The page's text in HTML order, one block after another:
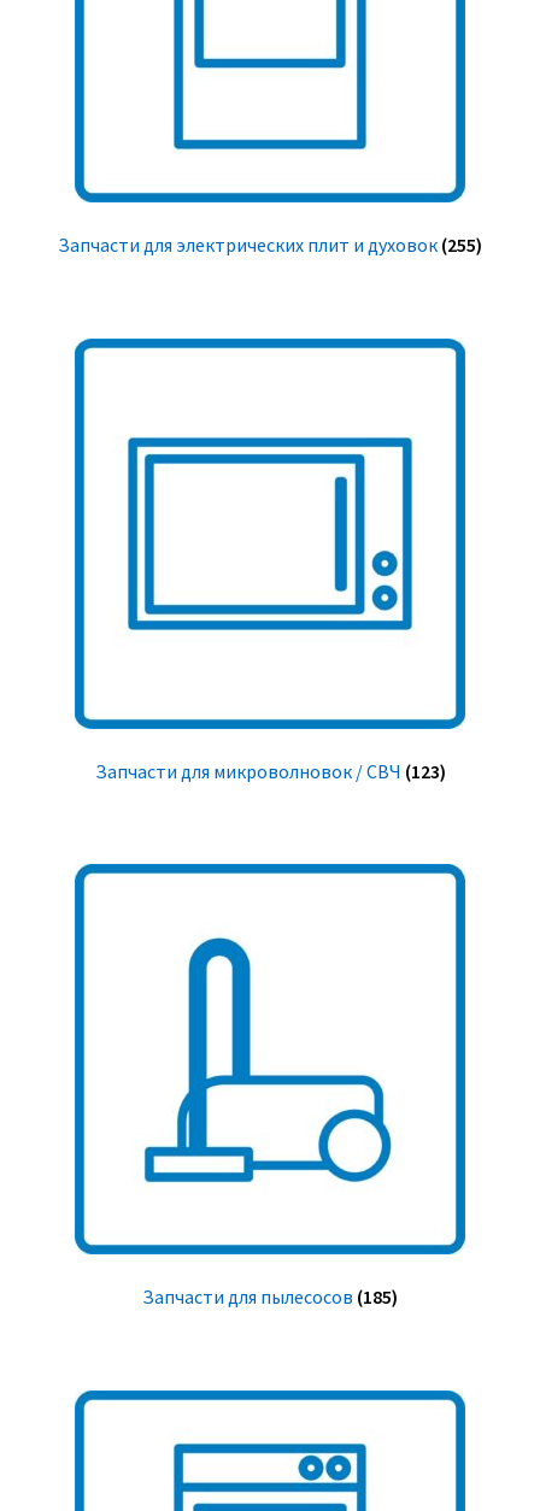
Запчасти для электрических плит и духовок (255)
Запчасти для микроволновок / СВЧ (123)
Запчасти для пылесосов (185)